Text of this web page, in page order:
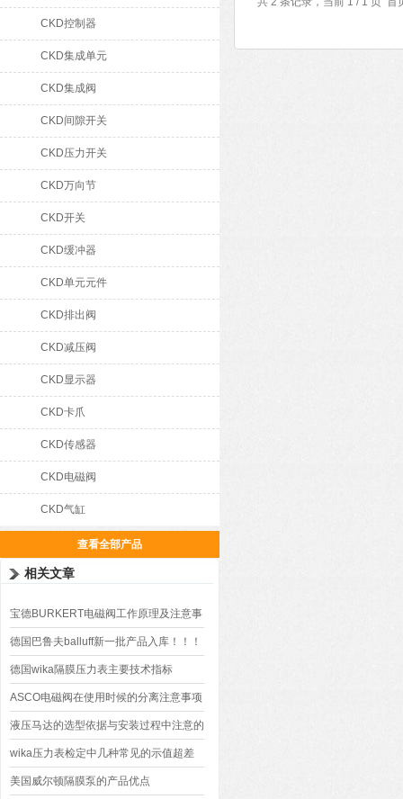
CKD控制器
CKD集成单元
CKD集成阀
CKD间隙开关
CKD压力开关
CKD万向节
CKD开关
CKD缓冲器
CKD单元元件
CKD排出阀
CKD减压阀
CKD显示器
CKD卡爪
CKD传感器
CKD电磁阀
CKD气缸
查看全部产品
相关文章
宝德BURKERT电磁阀工作原理及注意事
项
德国巴鲁夫balluff新一批产品入库！！！
*
德国wika隔膜压力表主要技术指标
ASCO电磁阀在使用时候的分离注意事项
液压马达的选型依据与安装过程中注意的
6个事项
wika压力表检定中几种常见的示值超差
现象及调整方法
美国威尔顿隔膜泵的产品优点